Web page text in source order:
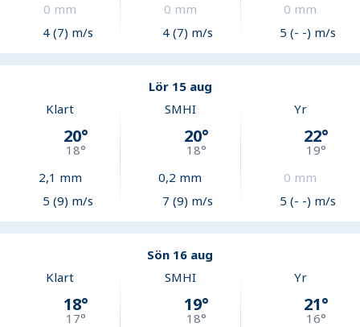
0 mm
4 (7) m/s
0 mm
4 (7) m/s
0 mm
5 (- -) m/s
Lör 15 aug
Klart
20°
18°
2,1 mm
5 (9) m/s
SMHI
20°
18°
0,2 mm
7 (9) m/s
Yr
22°
19°
0 mm
5 (- -) m/s
Sön 16 aug
Klart
18°
17°
SMHI
19°
18°
Yr
21°
16°